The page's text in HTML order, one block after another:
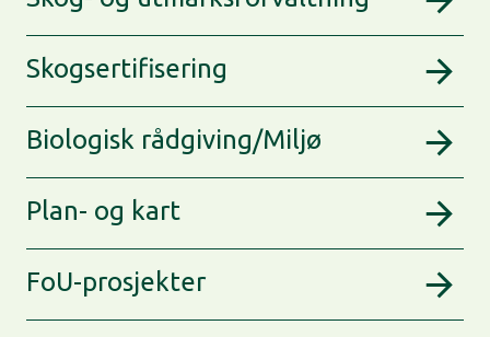
Skogsertifisering
Biologisk rådgiving/Miljø
Plan- og kart
FoU-prosjekter